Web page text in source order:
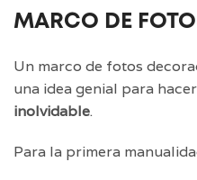
MARCO DE
Un marco de fotos
una idea genial para
inolvidable.
Para la primera